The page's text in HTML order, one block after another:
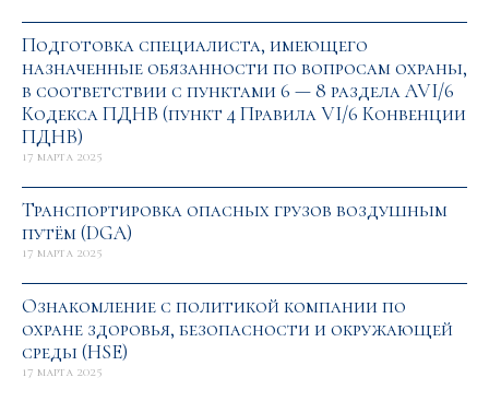
Подготовка специалиста, имеющего
назначенные обязанности по вопросам охраны,
в соответствии с пунктами 6 — 8 раздела AVI/6
Кодекса ПДНВ (пункт 4 Правила VI/6 Конвенции
ПДНВ)
17 марта 2025
Транспортировка опасных грузов воздушным
путём (DGA)
17 марта 2025
Ознакомление с политикой компании по
охране здоровья, безопасности и окружающей
среды (HSE)
17 марта 2025